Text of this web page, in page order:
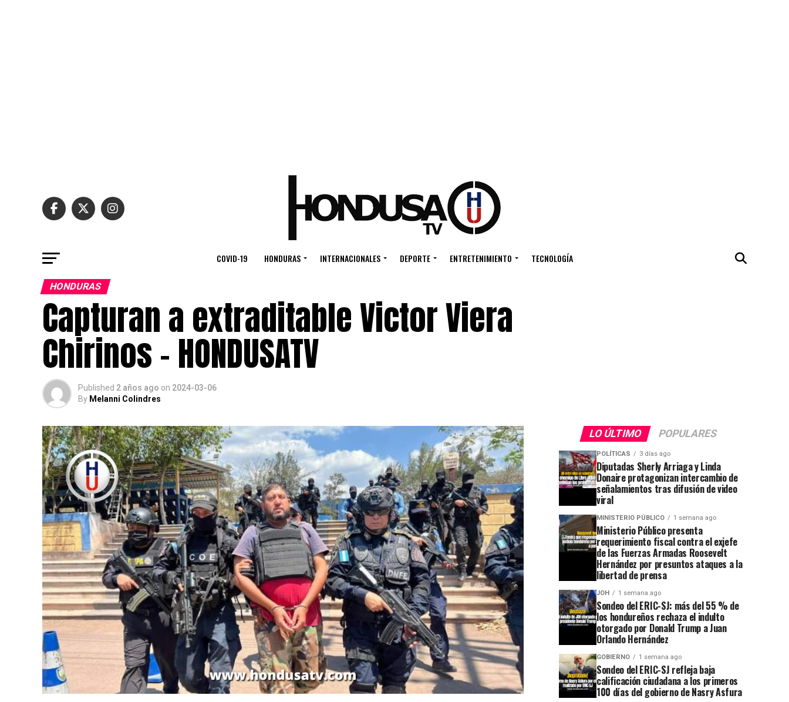
COVID-19 HONDURAS INTERNACIONALES DEPORTE ENTRETENIMIENTO TECNOLOGÍA
HONDURAS
Capturan a extraditable Victor Viera
Chirinos – HONDUSATV
Published 2 años ago on 2024-03-06
By Melanni Colindres
LO ÚLTIMO POPULARES
POLÍTICAS 3 días ago
Diputadas Sherly Arriaga y Linda
Donaire protagonizan intercambio de
señalamientos tras difusión de video
viral
MINISTERIO PÚBLICO 1 semana ago
Ministerio Público presenta
requerimiento fiscal contra el exjefe
de las Fuerzas Armadas Roosevelt
Hernández por presuntos ataques a la
libertad de prensa
JOH 1 semana ago
Sondeo del ERIC-SJ: más del 55 % de
los hondureños rechaza el indulto
otorgado por Donald Trump a Juan
Orlando Hernández
GOBIERNO 1 semana ago
Sondeo del ERIC-SJ refleja baja
calificación ciudadana a los primeros
100 días del gobierno de Nasry Asfura